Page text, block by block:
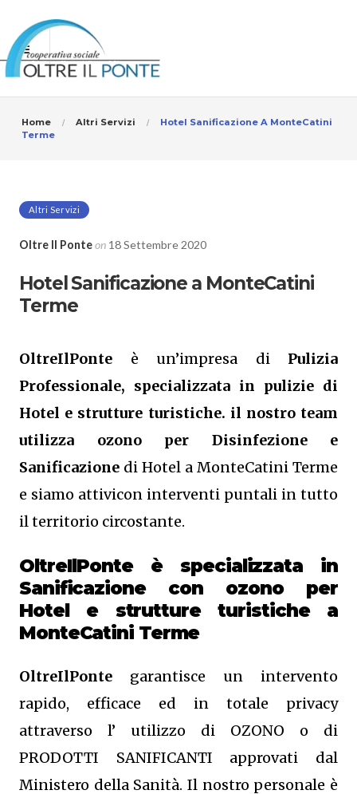
Home Altri Servizi
Hotel Sanificazione A MonteCatini
Terme
Altri Servizi
Oltre Il Ponteon 18 Settembre 2020
Hotel Sanificazione a MonteCatini
Terme
OltreIlPonte è un’impresa di Pulizia
Professionale, specializzata in pulizie di
Hotel e strutture turistiche. il nostro team
utilizza ozono per Disinfezione e
Sanificazione di Hotel a MonteCatini Terme
e siamo attivicon interventi puntali in tutto
il territorio circostante.
OltreIlPonte è specializzata in
Sanificazione con ozono per
Hotel e strutture turistiche a
MonteCatini Terme
OltreIlPonte garantisce un intervento
rapido, efficace ed in totale privacy
attraverso l’ utilizzo di OZONO o di
PRODOTTI SANIFICANTI approvati dal
Ministero della Sanità. Il nostro personale è